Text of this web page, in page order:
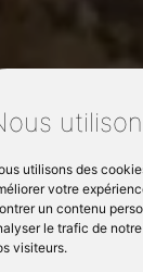
utilisons des
votre
un contenu
le trafic de
visiteurs.